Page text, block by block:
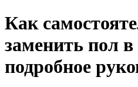
Как
заменить пол
подробное